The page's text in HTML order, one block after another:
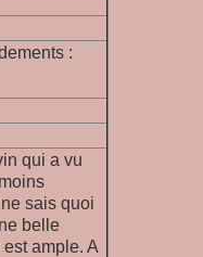
:
qui a vu
sais quoi
belle
ample. A